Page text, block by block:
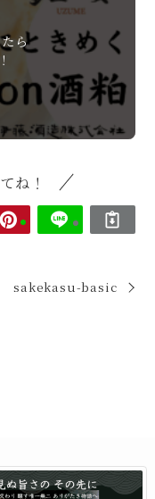
ら
ね！
sakekasu-basic